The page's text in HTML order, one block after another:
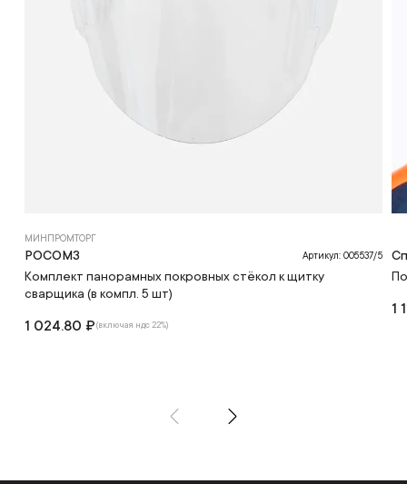
МИНПРОМТОРГ
РОСОМЗ Артикул: 005537/5
Комплект панорамных покровных стёкол к щитку
сварщика (в компл. 5 шт)
1 024.80 ₽(включая ндс 22%)
1